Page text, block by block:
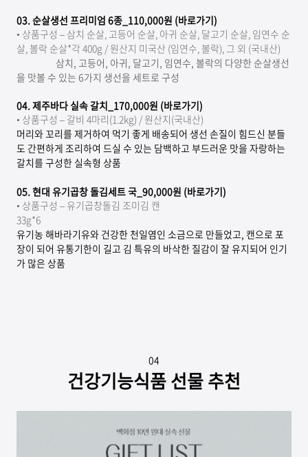
03.순살생선 프리미엄 6종_110,000원 (바로가기)
• 상품구성 – 삼치 순살, 고등어 순살, 아귀 순살, 달고기 순살, 임연수 순
살, 볼락 순살*각 400g / 원산지 미국산 (임연수, 볼락), 그 외 (국내산)
삼치, 고등어, 아귀, 달고기, 임연수, 볼락의 다양한 순살생선
을 맛볼 수 있는 6가지 생선을 세트로 구성
04.제주바다 실속 갈치_170,000원 (바로가기)
• 상품구성 – 갈비 4마리(1.2kg) / 원산지(국내산)
머리와 꼬리를 제거하여 먹기 좋게 배송되어 생선 손질이 힘드신 분들
도 간편하게 조리하여 드실 수 있는 담백하고 부드러운 맛을 자랑하는
갈치를 구성한 실속형 상품
05.현대 유기곱창 돌김세트 국_90,000원 (바로가기)
• 상품구성 – 유기곱창돌김 조미김 캔
33g*6
유기농 해바라기유와 건강한 천일염인 소금으로 만들었고, 캔으로 포
장이 되어 유통기한이 길고 김 특유의 바삭한 질감이 잘 유지되어 인기
가 많은 상품
04
건강기능식품 선물 추천